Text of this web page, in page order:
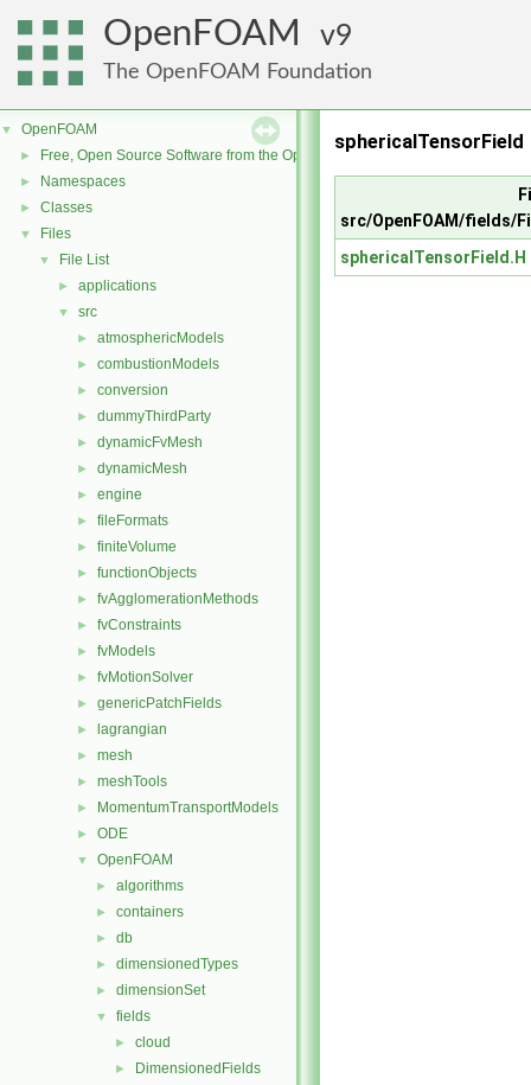
OpenFOAM 9
The OpenFOAM Foundation
▼ OpenFOAM
► Free, Open Source Software from the OpenFOAM Foundation
► Namespaces
► Classes
▼ Files
▼ File List
► applications
▼ src
► atmosphericModels
► combustionModels
► conversion
► dummyThirdParty
► dynamicFvMesh
► dynamicMesh
► engine
► fileFormats
► finiteVolume
► functionObjects
► fvAgglomerationMethods
► fvConstraints
► fvModels
► fvMotionSolver
► genericPatchFields
► lagrangian
► mesh
► meshTools
► MomentumTransportModels
► ODE
▼ OpenFOAM
► algorithms
► containers
► db
► dimensionedTypes
► dimensionSet
▼ fields
► cloud
► DimensionedFields
src/OpenFOAM/fields/
sphericalTensorField.H